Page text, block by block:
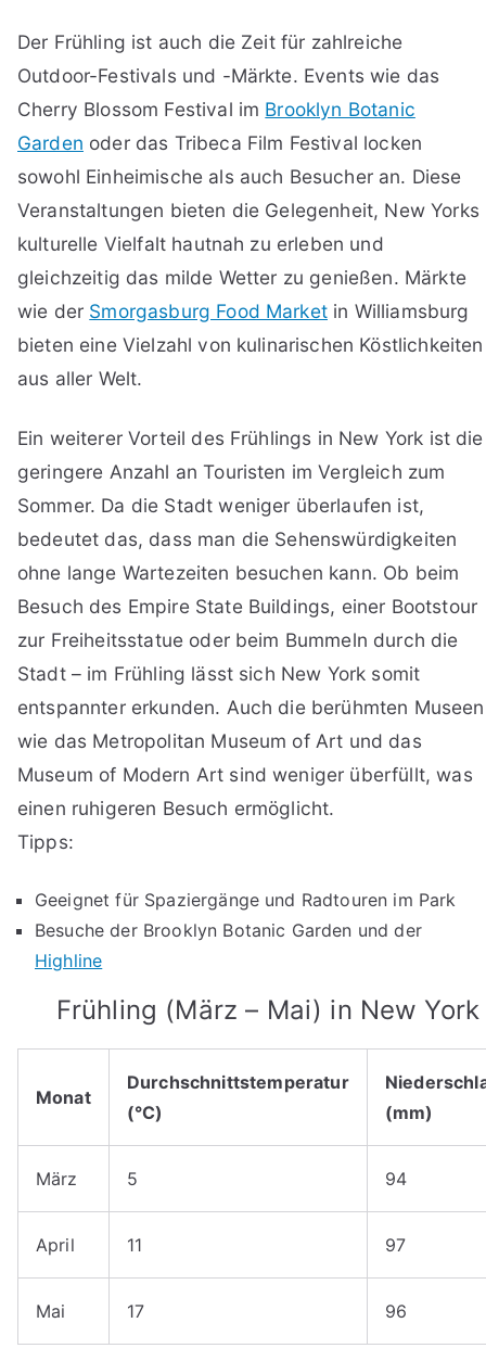
Der Frühling ist auch die Zeit für zahlreiche
Outdoor-Festivals und -Märkte. Events wie das
Cherry Blossom Festival im Brooklyn Botanic
Garden oder das Tribeca Film Festival locken
sowohl Einheimische als auch Besucher an. Diese
Veranstaltungen bieten die Gelegenheit, New Yorks
kulturelle Vielfalt hautnah zu erleben und
gleichzeitig das milde Wetter zu genießen. Märkte
wie der Smorgasburg Food Marketin Williamsburg
bieten eine Vielzahl von kulinarischen Köstlichkeiten
aus aller Welt.
Ein weiterer Vorteil des Frühlings in New York ist die
geringere Anzahl an Touristen im Vergleich zum
Sommer. Da die Stadt weniger überlaufen ist,
bedeutet das, dass man die Sehenswürdigkeiten
ohne lange Wartezeiten besuchen kann. Ob beim
Besuch des Empire State Buildings, einer Bootstour
zur Freiheitsstatue oder beim Bummeln durch die
Stadt – im Frühling lässt sich New York somit
entspannter erkunden. Auch die berühmten Museen
wie das Metropolitan Museum of Art und das
Museum of Modern Art sind weniger überfüllt, was
einen ruhigeren Besuch ermöglicht.
Tipps:
Geeignet für Spaziergänge und Radtouren im Park
Besuche der Brooklyn Botanic Garden und der
Highline
Frühling (März – Mai) in New York
Monat
Durchschnittstemperatur
(°C)
(mm)
März 5 94
April 11 97
Mai 17 96